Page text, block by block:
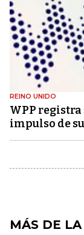
REINO UNIDO
WPP
impulso de
MÁS DE